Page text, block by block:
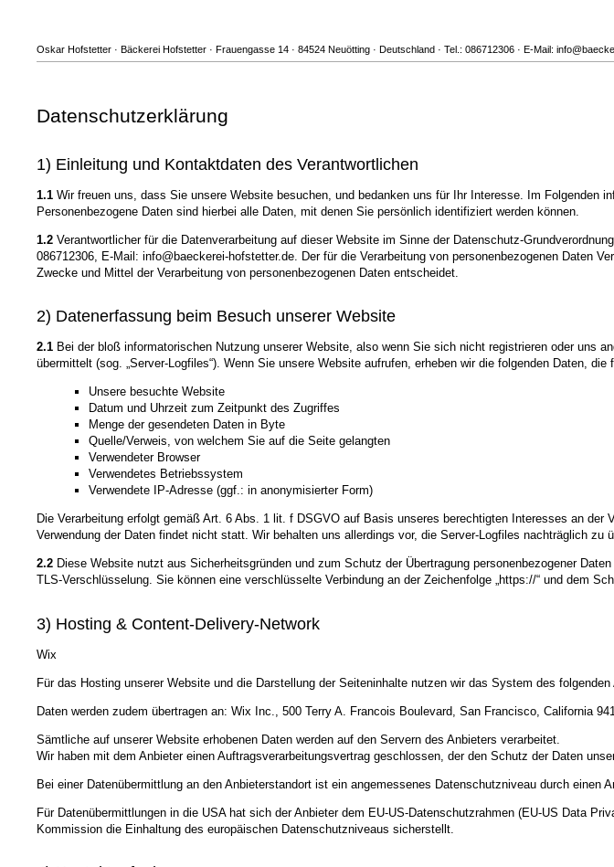
Oskar Hofstetter · Bäckerei Hofstetter · Frauengasse 14 · 84524 Neuötting · Deutschland · Tel.: 086712306 · E-Mail:
Datenschutzerklärung
1) Einleitung und Kontaktdaten des Verantwortlichen
1.1 Wir freuen uns, dass Sie unsere Website besuchen, und bedanken uns für Ihr Interesse. Im Folgenden
Personenbezogene Daten sind hierbei alle Daten, mit denen Sie persönlich identifiziert werden können.
1.2 Verantwortlicher für die Datenverarbeitung auf dieser Website im Sinne der Datenschutz-
086712306, E-Mail: info@baeckerei-hofstetter.de. Der für die Verarbeitung von personenbezogenen Daten
Zwecke und Mittel der Verarbeitung von personenbezogenen Daten entscheidet.
2) Datenerfassung beim Besuch unserer Website
2.1 Bei der bloß informatorischen Nutzung unserer Website, also wenn Sie sich nicht registrieren oder uns
übermittelt (sog. „Server-Logfiles“). Wenn Sie unsere Website aufrufen, erheben wir die folgenden Daten,
Unsere besuchte Website
Datum und Uhrzeit zum Zeitpunkt des Zugriffes
Menge der gesendeten Daten in Byte
Quelle/Verweis, von welchem Sie auf die Seite gelangten
Verwendeter Browser
Verwendetes Betriebssystem
Verwendete IP-Adresse (ggf.: in anonymisierter Form)
Die Verarbeitung erfolgt gemäß Art. 6 Abs. 1 lit. f DSGVO auf Basis unseres berechtigten Interesses an
Verwendung der Daten findet nicht statt. Wir behalten uns allerdings vor, die Server-Logfiles nachträglich
2.2 Diese Website nutzt aus Sicherheitsgründen und zum Schutz der Übertragung personenbezogener
TLS-Verschlüsselung. Sie können eine verschlüsselte Verbindung an der Zeichenfolge „https://“ und dem
3) Hosting & Content-Delivery-Network
Wix
Für das Hosting unserer Website und die Darstellung der Seiteninhalte nutzen wir das System des
Daten werden zudem übertragen an: Wix Inc., 500 Terry A. Francois Boulevard, San Francisco, California
Sämtliche auf unserer Website erhobenen Daten werden auf den Servern des Anbieters verarbeitet.
Wir haben mit dem Anbieter einen Auftragsverarbeitungsvertrag geschlossen, der den Schutz der Daten
Bei einer Datenübermittlung an den Anbieterstandort ist ein angemessenes Datenschutzniveau durch einen
Für Datenübermittlungen in die USA hat sich der Anbieter dem EU-US-Datenschutzrahmen (EU-US Data
Kommission die Einhaltung des europäischen Datenschutzniveaus sicherstellt.